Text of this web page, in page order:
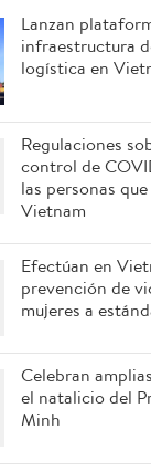
Lanzan
infraestructura
logística en
Regulaciones
control de
las personas
Vietnam
Efectúan en
prevención de
mujeres a
Celebran
el natalicio del
Minh